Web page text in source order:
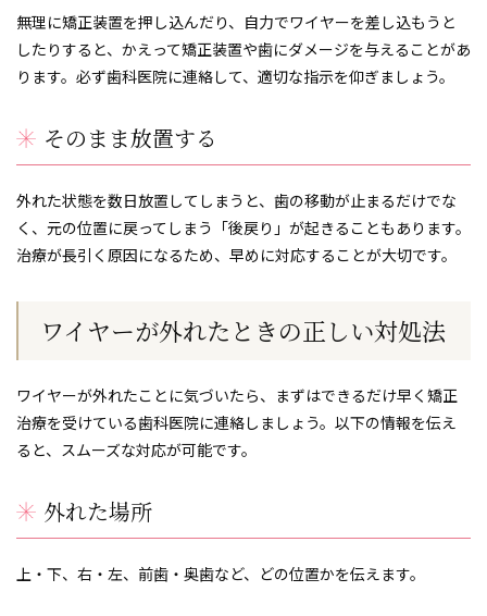
無理に矯正装置を押し込んだり、自力でワイヤーを差し込もうと
したりすると、かえって矯正装置や歯にダメージを与えることがあ
ります。必ず歯科医院に連絡して、適切な指示を仰ぎましょう。
そのまま放置する
外れた状態を数日放置してしまうと、歯の移動が止まるだけでな
く、元の位置に戻ってしまう「後戻り」が起きることもあります。
治療が長引く原因になるため、早めに対応することが大切です。
ワイヤーが外れたときの正しい対処法
ワイヤーが外れたことに気づいたら、まずはできるだけ早く矯正
治療を受けている歯科医院に連絡しましょう。以下の情報を伝え
ると、スムーズな対応が可能です。
外れた場所
上・下、右・左、前歯・奥歯など、どの位置かを伝えます。